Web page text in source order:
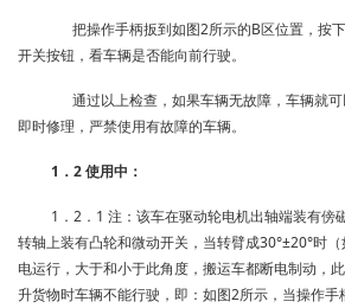
把操作手柄扳到如图2所示的B区位置，按
开关按钮，看车辆是否能向前行驶。
通过以上检查，如果车辆无故障，车辆就
即时修理，严禁使用有故障的车辆。
1．2 使用中：
1．2．1 注：该车在驱动轮电机出轴端装有傍
转轴上装有凸轮和微动开关，当转臂成30°±20°时
电运行，大于和小于此角度，搬运车都断电制动，
升货物时车辆不能行驶，即：如图2所示，当操作手